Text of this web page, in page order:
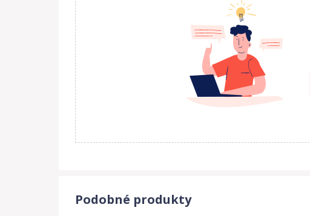
Rozměry:
- 166x87x154 cm
- 206x97x154 cm
Podobné produkty